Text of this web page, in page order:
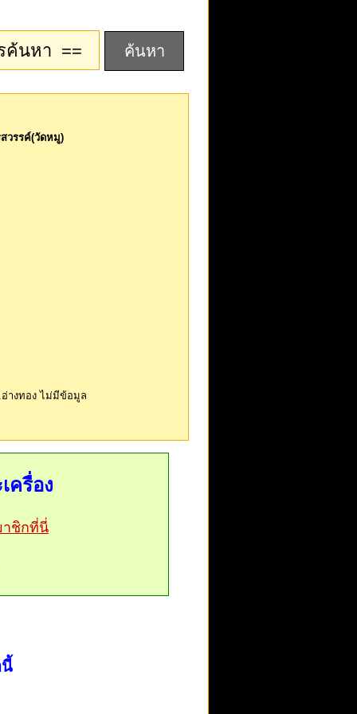
วัดอัปสรสวรรค์(วัด
0%
อ : 0 ครั้ง
ม้ง